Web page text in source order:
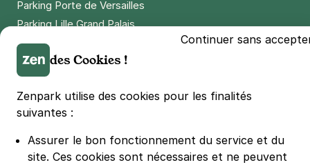
Parking Porte de Versailles
Parking Lille Grand Palais
Parking Euralille
Parking Casino Barrière Lille
🌍 Passer de 130 à 110 km/h sur autoroute réduit votre
© Zenpark 2012 - 2026 - Tous droits réservés - Fabriqué avec soin à
Rennes et Paris
Continuer sans
des Cookies !
Zenpark utilise des cookies pour les finalités
suivantes :
Assurer le bon fonctionnement du service et du
site. Ces cookies sont nécessaires et ne peuvent